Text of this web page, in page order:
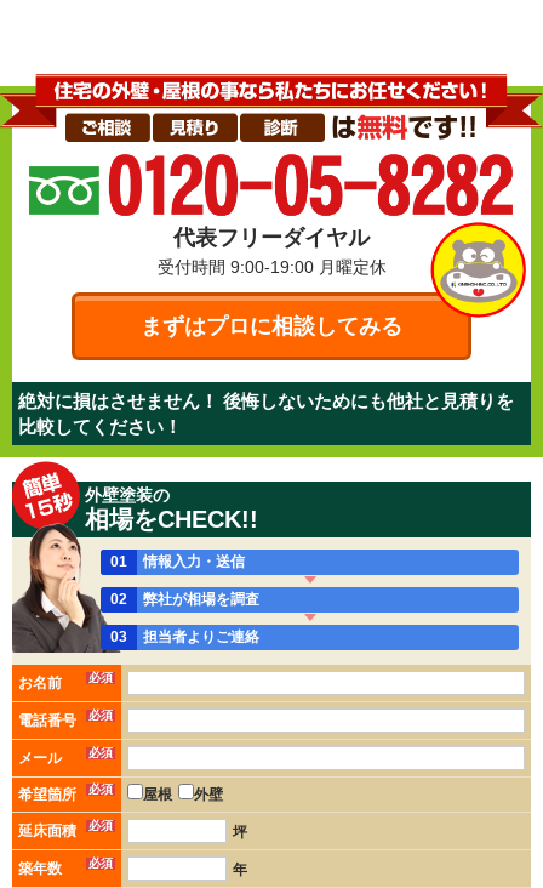
代表フリーダイヤル
受付時間 9:00-19:00 月曜定休
まずはプロに相談してみる
絶対に損はさせません！ 後悔しないためにも他社と見積りを
比較してください！
外壁塗装の
相場をCHECK!!
01 情報入力・送信
02 弊社が相場を調査
03 担当者よりご連絡
お名前 必須
電話番号 必須
メール 必須
希望箇所 必須 屋根 外壁
延床面積 必須 坪
築年数 必須 年